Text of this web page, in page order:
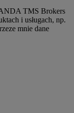
TMS Brokers
i usługach, np.
mnie dane